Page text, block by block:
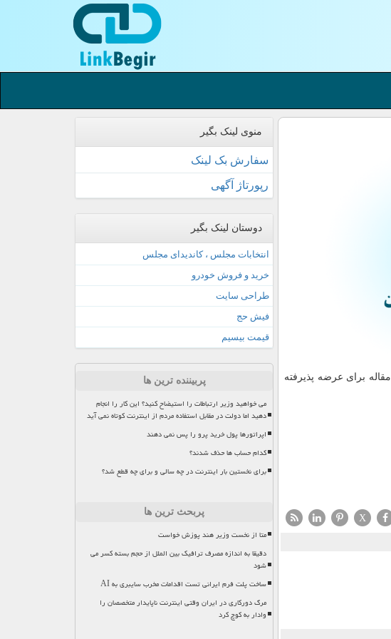
وی اضافه كرد: 60 مقاله به دبیرخانه همایش ملی سامانه های شبیه ساز ارسال شده كه در انتها دو مرحله داوری، 26 مقاله برای عرضه پذیرفته
X
منوی لینک بگیر
سفارش بک لینک
رپورتاژ آگهی
دوستان لینک بگیر
انتخابات مجلس ، کاندیدای مجلس
خرید و فروش خودرو
طراحی سایت
فیش حج
قیمت بیسیم
پربیننده ترین ها
می خواهید وزیر ارتباطات را استیضاح کنید؟ این کار را انجام
دهید اما دولت در مقابل استفاده مردم از اینترنت کوتاه نمی آید
اپراتورها پول خرید پرو را پس نمی دهند
کدام حساب ها حذف شدند؟
برای نخستین بار اینترنت در چه سالی و برای چه قطع شد؟
پربحث ترین ها
متا از نخست وزیر هند پوزش خواست
دقیقا به اندازه مصرف ترافیک بین الملل از حجم بسته کسر می
شود
ساخت پلت فرم ایرانی تست اقدامات مخرب سایبری به AI
مرگ دورکاری در ایران وقتی اینترنت ناپایدار متخصصان را
وادار به کوچ کرد